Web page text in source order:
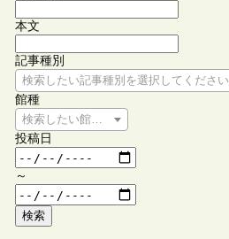
本文
記事種別
検索したい記事種別を選択してください
館種
検索したい館種を選択してください
投稿日
～
検索